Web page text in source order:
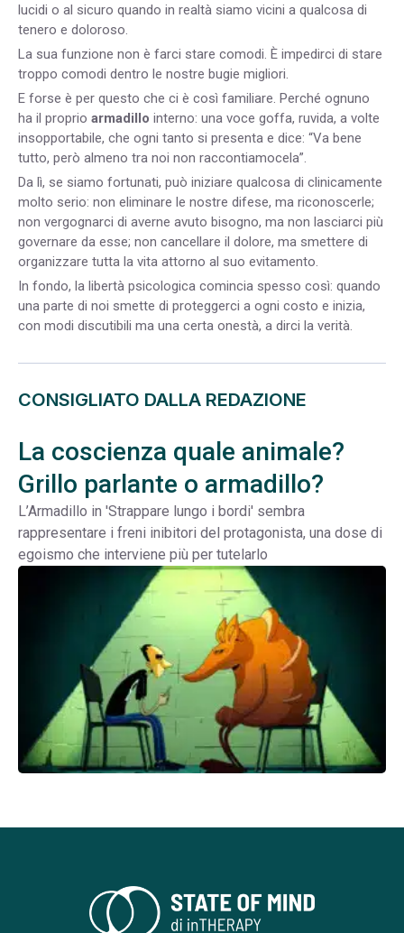
lucidi o al sicuro quando in realtà siamo vicini a qualcosa di
tenero e doloroso.
La sua funzione non è farci stare comodi. È impedirci di stare
troppo comodi dentro le nostre bugie migliori.
E forse è per questo che ci è così familiare. Perché ognuno
ha il proprio armadillo interno: una voce goffa, ruvida, a volte
insopportabile, che ogni tanto si presenta e dice: “Va bene
tutto, però almeno tra noi non raccontiamocela”.
Da lì, se siamo fortunati, può iniziare qualcosa di clinicamente
molto serio: non eliminare le nostre difese, ma riconoscerle;
non vergognarci di averne avuto bisogno, ma non lasciarci più
governare da esse; non cancellare il dolore, ma smettere di
organizzare tutta la vita attorno al suo evitamento.
In fondo, la libertà psicologica comincia spesso così: quando
una parte di noi smette di proteggerci a ogni costo e inizia,
con modi discutibili ma una certa onestà, a dirci la verità.
CONSIGLIATO DALLA REDAZIONE
La coscienza quale animale?
Grillo parlante o armadillo?
L’Armadillo in 'Strappare lungo i bordi' sembra
rappresentare i freni inibitori del protagonista, una dose di
egoismo che interviene più per tutelarlo